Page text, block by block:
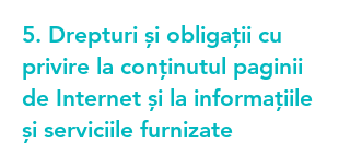
5. Drepturi și obligații cu
privire la conținutul paginii
de Internet și la informațiile
și serviciile furnizate